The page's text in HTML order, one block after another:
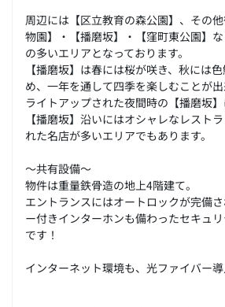
周辺には【区立教育の森公園】、その
物園】・【播磨坂】・【窪町東公園】
の多いエリアとなっております。
【播磨坂】は春には桜が咲き、秋には
め、一年を通して四季を楽しむことが出
ライトアップされた夜間時の【播磨坂
【播磨坂】沿いにはオシャレなレスト
れた名店が多いエリアでもあります。
～共有設備～
物件は重量鉄骨造の地上4階建て。
エントランスにはオートロックが完備
ー付きインターホンも備わったセキュ
です！
インターネット環境も、光ファイバー